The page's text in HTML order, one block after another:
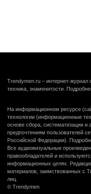
Trendymen.ru – интернет-журнал
техника, знаменитости.
На информационном ресурсе
технологии (информационные
основе сбора, систематизации и
предпочтениям пользователей
Российской Федерации).
Все аудиовизуальные
правообладателей и
информационных целях.
материалов, заимствованных с
лиц.
© Trendymen